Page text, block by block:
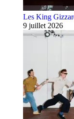
Les King
9 juillet 2026